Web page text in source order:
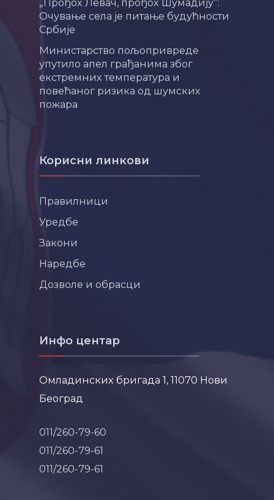
„Прођох Левач, прођох Шумадију“:
Очување села је питање будућности
Србије
Министарство пољопривреде
упутило апел грађанима због
екстремних температура и
повећаног ризика од шумских
пожара
Корисни линкови
Правилници
Уредбе
Закони
Наредбе
Дозволе и обрасци
Инфо центар
Омладинских бригада 1, 11070 Нови
Београд
011/260-79-60
011/260-79-61
011/260-79-61